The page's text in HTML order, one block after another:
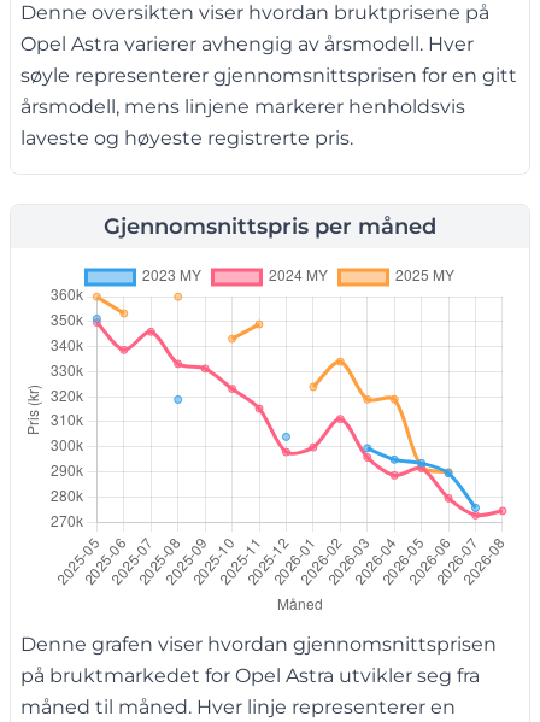
Denne oversikten viser hvordan bruktprisene på
Opel Astra varierer avhengig av årsmodell. Hver
søyle representerer gjennomsnittsprisen for en gitt
årsmodell, mens linjene markerer henholdsvis
laveste og høyeste registrerte pris.
Gjennomsnittspris per måned
Denne grafen viser hvordan gjennomsnittsprisen
på bruktmarkedet for Opel Astra utvikler seg fra
måned til måned. Hver linje representerer en